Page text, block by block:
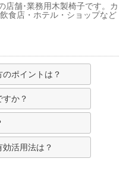
店舗･業務用木製椅子です。カ
食店・ホテル・ショップなど
ポイントは？
か？
活用法は？